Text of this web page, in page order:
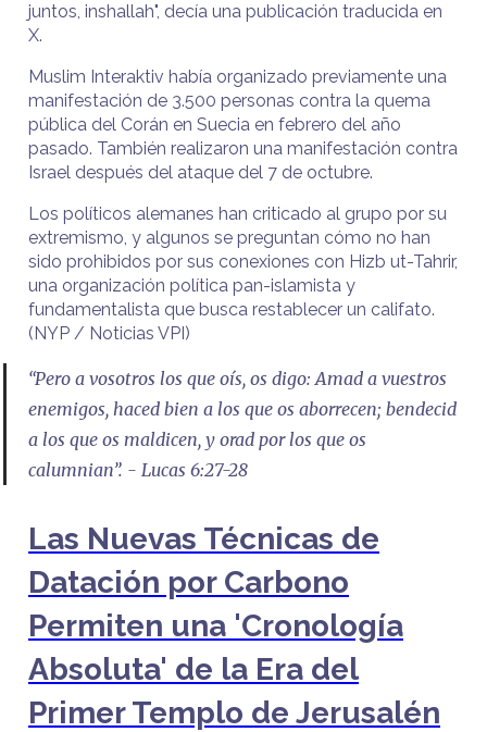
juntos, inshallah", decía una publicación traducida en
X.
Muslim Interaktiv había organizado previamente una
manifestación de 3.500 personas contra la quema
pública del Corán en Suecia en febrero del año
pasado. También realizaron una manifestación contra
Israel después del ataque del 7 de octubre.
Los políticos alemanes han criticado al grupo por su
extremismo, y algunos se preguntan cómo no han
sido prohibidos por sus conexiones con Hizb ut-Tahrir,
una organización política pan-islamista y
fundamentalista que busca restablecer un califato.
(NYP / Noticias VPI)
“Pero a vosotros los que oís, os digo: Amad a vuestros
enemigos, haced bien a los que os aborrecen; bendecid
a los que os maldicen, y orad por los que os
calumnian”. - Lucas 6:27-28
Las Nuevas Técnicas de
Datación por Carbono
Permiten una 'Cronología
Absoluta' de la Era del
Primer Templo de Jerusalén